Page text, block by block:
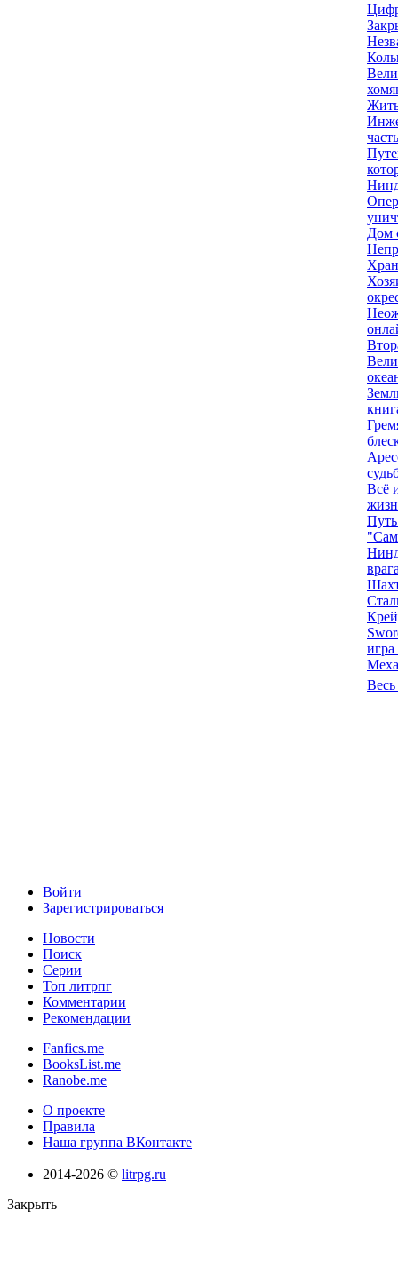
Дом
Всё
Войти
Зарегистрироваться
Новости
Поиск
Серии
Топ литрпг
Комментарии
Рекомендации
Fanfics.me
BooksList.me
Ranobe.me
О проекте
Правила
Наша группа ВКонтакте
2014-2026 © litrpg.ru
Закрыть